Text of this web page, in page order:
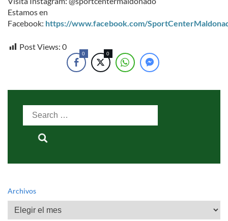
Estamos en
Facebook: https://www.facebook.com/
Post Views: 0
0 0
Search
for:
Archivos
Archivos